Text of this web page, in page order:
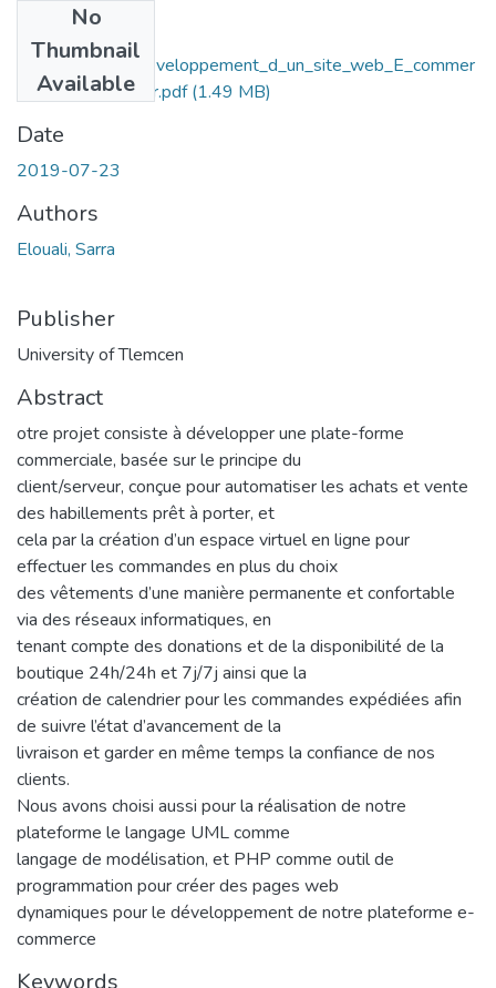
No
Thumbnail
Available
Conception_et_developpement_d_un_site_web_E_commer
ce__pret_a_porter.pdf(1.49 MB)
Date
2019-07-23
Authors
Elouali, Sarra
Publisher
University of Tlemcen
Abstract
otre projet consiste à développer une plate-forme
commerciale, basée sur le principe du
client/serveur, conçue pour automatiser les achats et vente
des habillements prêt à porter, et
cela par la création d’un espace virtuel en ligne pour
effectuer les commandes en plus du choix
des vêtements d’une manière permanente et confortable
via des réseaux informatiques, en
tenant compte des donations et de la disponibilité de la
boutique 24h/24h et 7j/7j ainsi que la
création de calendrier pour les commandes expédiées afin
de suivre l’état d’avancement de la
livraison et garder en même temps la confiance de nos
clients.
Nous avons choisi aussi pour la réalisation de notre
plateforme le langage UML comme
langage de modélisation, et PHP comme outil de
programmation pour créer des pages web
dynamiques pour le développement de notre plateforme e-
commerce
Keywords